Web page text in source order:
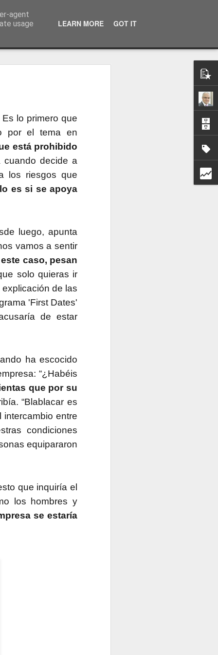
lo primero que
por el tema en
está prohibido
cuando decide a
los riesgos que
es si se apoya
luego, apunta
vamos a sentir
caso, pesan
solo quieras ir
de las
'First Dates'
de estar
ha escocido
“¿Habéis
que por su
“Blablacar es
entre
condiciones
equipararon
que inquiría el
los hombres y
se estaría
agent
usage
LEARN MORE GOT IT